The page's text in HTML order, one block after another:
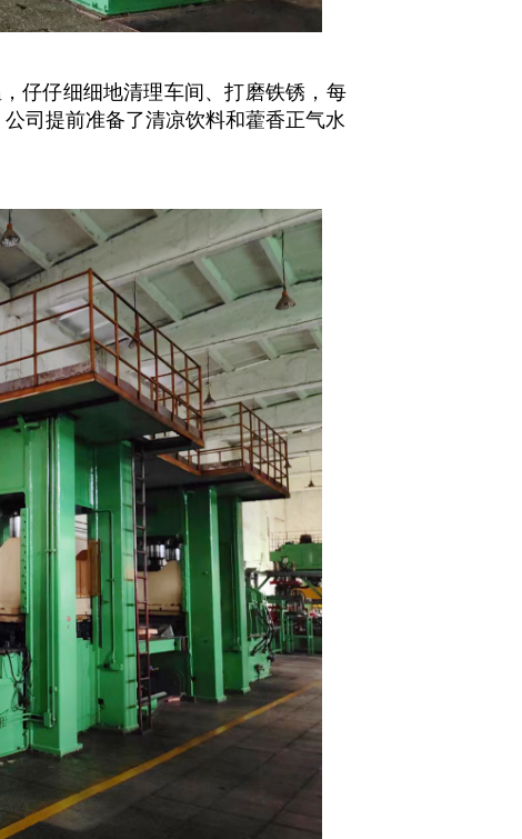
仔仔细细地清理车间、打磨铁锈，每
司提前准备了清凉饮料和藿香正气水